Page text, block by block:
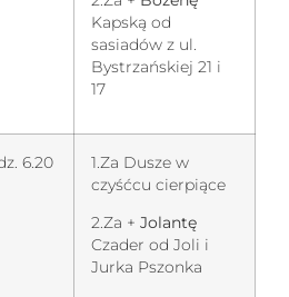
Kapską od
sasiadów z ul.
Bystrzańskiej 21 i
17
6.20
1.Za Dusze w
czyśćcu cierpiące
2.Za + Jolantę
Czader od Joli i
Jurka Pszonka